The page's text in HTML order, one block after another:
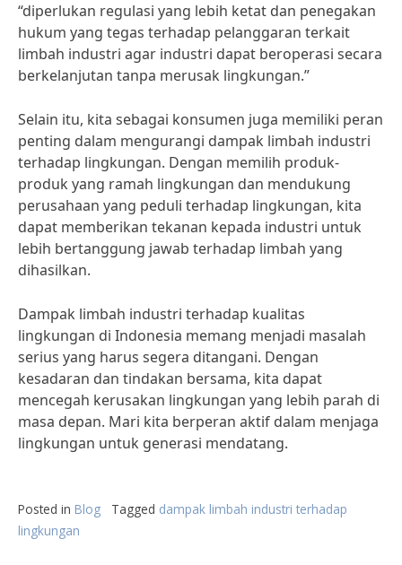
“diperlukan regulasi yang lebih ketat dan penegakan
hukum yang tegas terhadap pelanggaran terkait
limbah industri agar industri dapat beroperasi secara
berkelanjutan tanpa merusak lingkungan.”
Selain itu, kita sebagai konsumen juga memiliki peran
penting dalam mengurangi dampak limbah industri
terhadap lingkungan. Dengan memilih produk-
produk yang ramah lingkungan dan mendukung
perusahaan yang peduli terhadap lingkungan, kita
dapat memberikan tekanan kepada industri untuk
lebih bertanggung jawab terhadap limbah yang
dihasilkan.
Dampak limbah industri terhadap kualitas
lingkungan di Indonesia memang menjadi masalah
serius yang harus segera ditangani. Dengan
kesadaran dan tindakan bersama, kita dapat
mencegah kerusakan lingkungan yang lebih parah di
masa depan. Mari kita berperan aktif dalam menjaga
lingkungan untuk generasi mendatang.
Posted in Blog Tagged dampak limbah industri terhadap
lingkungan